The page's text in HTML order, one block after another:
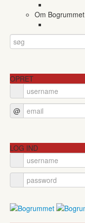
Om Bogrummet
OPRET
@
LOG IND